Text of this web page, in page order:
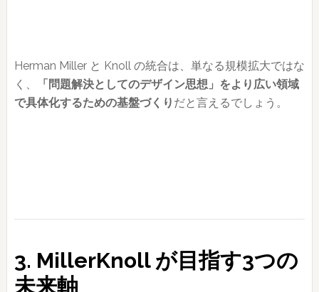
Herman Miller と Knoll の統合は、単なる規模拡大ではな
く、
「問題解決としてのデザイン思想」をより広い領域
で具体化するための基盤づくり だと言えるでしょう。
3. MillerKnoll が目指す3つの
未来軸